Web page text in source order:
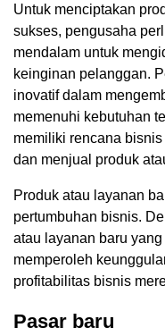
Untuk menciptakan
sukses, pengusaha
mendalam untuk
keinginan pelanggan.
inovatif dalam
memenuhi kebutuhan
memiliki rencana
dan menjual produk
Produk atau layanan
pertumbuhan bisnis.
atau layanan baru
memperoleh
profitabilitas bisnis
Pasar baru